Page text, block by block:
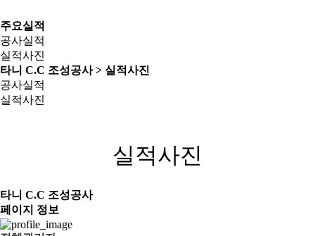
주요실적
공사실적
실적사진
타니 C.C 조성공사 > 실적사진
공사실적
실적사진
실적사진
타니 C.C 조성공사
페이지 정보